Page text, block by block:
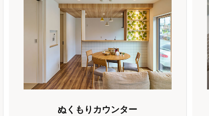
ぬくもりカウンター